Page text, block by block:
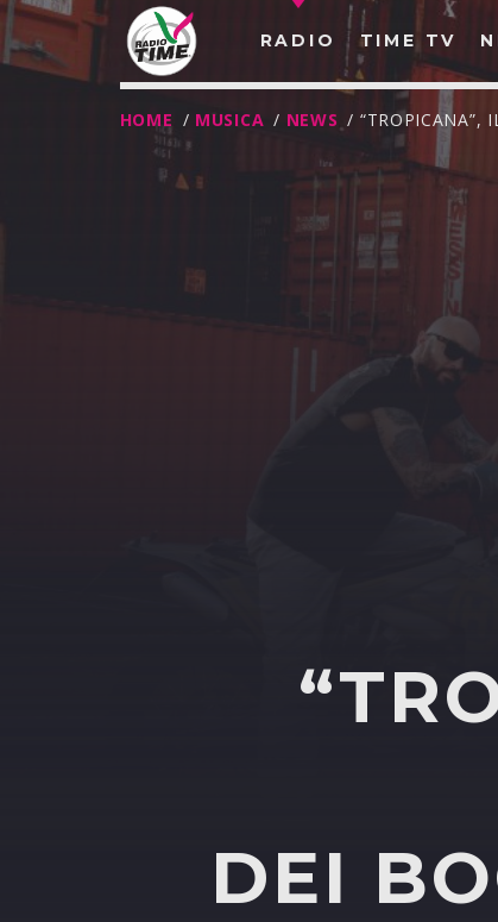
RADIO TIME TV
HOME / MUSICA / NEWS / “TROPICANA”,
DEI